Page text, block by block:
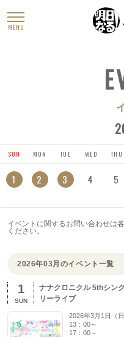
MENU
SUN
1
MON
2
TUE
3
WED
4
THU
5
イベントに関するお問い合わせは
ください。
2026年03月のイベント一覧
1
SUN
ナナクロニクル 5thシン
リーライブ
2026年3月1日（日
13：00～
17：00～